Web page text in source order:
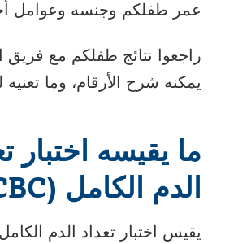
عمر طفلكم وجنسه وعوامل
راجعوا نتائج طفلكم مع فريق
يمكنه شرح الأرقام، وما
ما يقيسه اختبار
الدم الكامل (CBC)